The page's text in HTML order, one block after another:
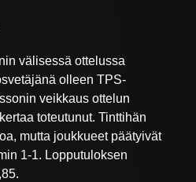
välisessä ottelussa
olleen TPS-
veikkaus ottelun
toteutunut. Tinttihän
mutta joukkueet päätyivät
1-1. Lopputuloksen